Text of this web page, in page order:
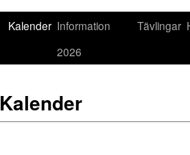
Kalender Information
2026
Tävlingar
Kalender